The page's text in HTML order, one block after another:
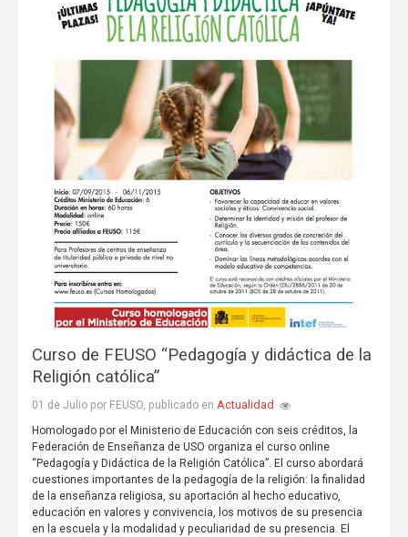
Curso de FEUSO “Pedagogía y didáctica de la
Religión católica”
01 de Julio por FEUSO, publicado en Actualidad
Homologado por el Ministerio de Educación con seis créditos, la
Federación de Enseñanza de USO organiza el curso online
“Pedagogía y Didáctica de la Religión Católica”. El curso abordará
cuestiones importantes de la pedagogía de la religión: la finalidad
de la enseñanza religiosa, su aportación al hecho educativo,
educación en valores y convivencia, los motivos de su presencia
en la escuela y la modalidad y peculiaridad de su presencia. El